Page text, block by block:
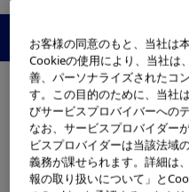
製
お客様の同意のもと、当社は
Cookieの使用により、当社は
善、パーソナライズされたコ
す。この目的のために、当社
びサービスプロバイバーへの
なお、サービスプロバイダー
ビスプロバイダーは当該法域
義務が課せられます。詳細は
報の取り扱いについて」と